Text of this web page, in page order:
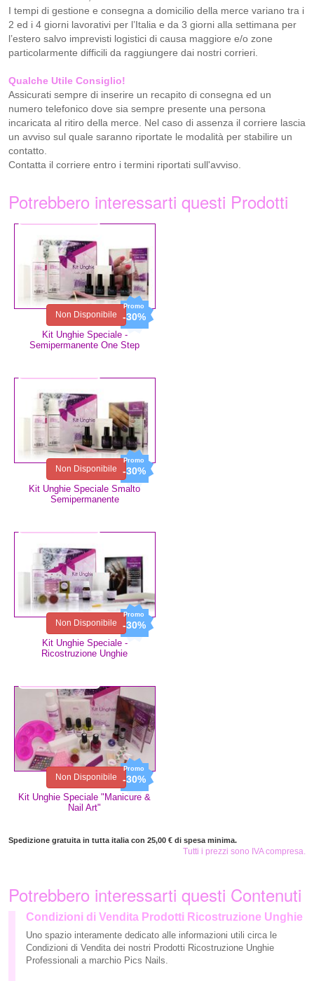
I tempi di gestione e consegna a domicilio della merce variano tra i
2 ed i 4 giorni lavorativi per l’Italia e da 3 giorni alla settimana per
l’estero salvo imprevisti logistici di causa maggiore e/o zone
particolarmente difficili da raggiungere dai nostri corrieri.
Qualche Utile Consiglio!
Assicurati sempre di inserire un recapito di consegna ed un
numero telefonico dove sia sempre presente una persona
incaricata al ritiro della merce. Nel caso di assenza il corriere lascia
un avviso sul quale saranno riportate le modalità per stabilire un
contatto.
Contatta il corriere entro i termini riportati sull'avviso.
Potrebbero interessarti questi Prodotti
-30%
Kit Unghie Speciale -
Semipermanente One Step
45,50 €
Non Disponibile
-30%
Kit Unghie Speciale Smalto
Semipermanente
Non Disponibile
-30%
Kit Unghie Speciale -
Ricostruzione Unghie
Non Disponibile
-30%
Kit Unghie Speciale "Manicure &
Nail Art"
Non Disponibile
Spedizione gratuita in tutta italia con 25,00 € di spesa minima.
Tutti i prezzi sono IVA compresa.
Potrebbero interessarti questi Contenuti
Condizioni di Vendita Prodotti Ricostruzione Unghie
Uno spazio interamente dedicato alle informazioni utili circa le
Condizioni di Vendita dei nostri Prodotti Ricostruzione Unghie
Professionali a marchio Pics Nails.